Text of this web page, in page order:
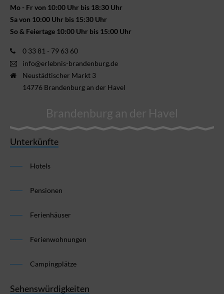
Mo - Fr von 10:00 Uhr bis 18:30 Uhr
Sa von 10:00 Uhr bis 15:30 Uhr
So & Feiertage 10:00 Uhr bis 15:00 Uhr
0 33 81 - 79 63 60
info@erlebnis-brandenburg.de
Neustädtischer Markt 3
14776 Brandenburg an der Havel
Brandenburg an der Havel
Unterkünfte
Hotels
Pensionen
Ferienhäuser
Ferienwohnungen
Campingplätze
Sehenswürdigkeiten